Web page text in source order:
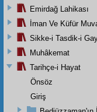
Emirdağ Lahikası
İman Ve Küfür
Sikke-i Tasdik-i
Muhâkemat
Tarihçe-i Hayat
Önsöz
Giriş